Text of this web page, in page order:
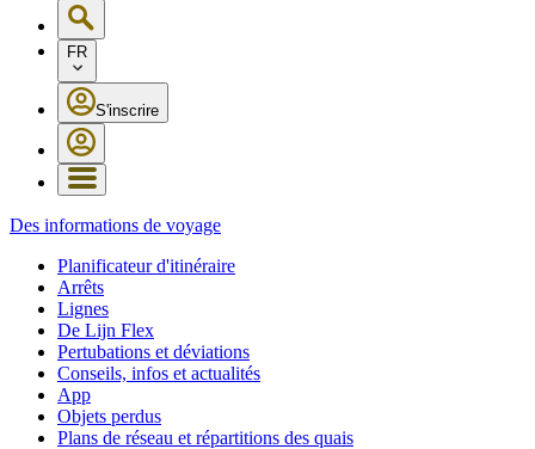
FR
S'inscrire
Des informations de voyage
Planificateur d'itinéraire
Arrêts
Lignes
De Lijn Flex
Pertubations et déviations
Conseils, infos et actualités
App
Objets perdus
Plans de réseau et répartitions des quais